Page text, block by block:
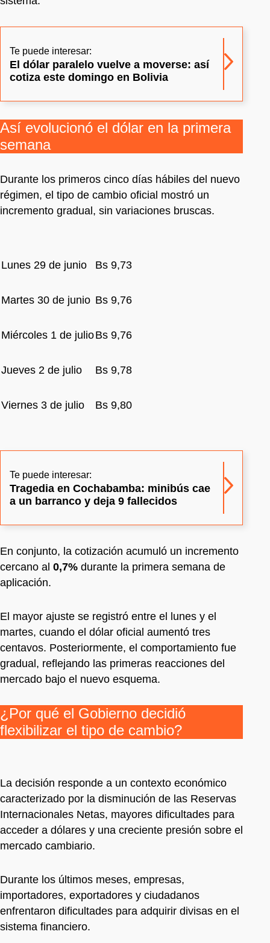
Te puede interesar:
El dólar paralelo vuelve a moverse: así
cotiza este domingo en Bolivia
Así evolucionó el dólar en la primera
semana
Durante los primeros cinco días hábiles del nuevo
régimen, el tipo de cambio oficial mostró un
incremento gradual, sin variaciones bruscas.
Lunes 29 de junio Bs 9,73
Martes 30 de junio Bs 9,76
Miércoles 1 de julioBs 9,76
Jueves 2 de julio Bs 9,78
Viernes 3 de julio Bs 9,80
Te puede interesar:
Tragedia en Cochabamba: minibús cae
a un barranco y deja 9 fallecidos
En conjunto, la cotización acumuló un incremento
cercano al 0,7% durante la primera semana de
aplicación.
El mayor ajuste se registró entre el lunes y el
martes, cuando el dólar oficial aumentó tres
centavos. Posteriormente, el comportamiento fue
gradual, reflejando las primeras reacciones del
mercado bajo el nuevo esquema.
¿Por qué el Gobierno decidió
flexibilizar el tipo de cambio?
La decisión responde a un contexto económico
caracterizado por la disminución de las Reservas
Internacionales Netas, mayores dificultades para
acceder a dólares y una creciente presión sobre el
mercado cambiario.
Durante los últimos meses, empresas,
importadores, exportadores y ciudadanos
enfrentaron dificultades para adquirir divisas en el
sistema financiero.